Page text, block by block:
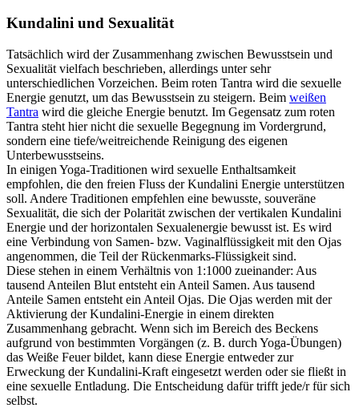
Kundalini und Sexualität
Tatsächlich wird der Zusammenhang zwischen Bewusstsein und
Sexualität vielfach beschrieben, allerdings unter sehr
unterschiedlichen Vorzeichen. Beim roten Tantra wird die sexuelle
Energie genutzt, um das Bewusstsein zu steigern. Beim weißen
Tantra wird die gleiche Energie benutzt. Im Gegensatz zum roten
Tantra steht hier nicht die sexuelle Begegnung im Vordergrund,
sondern eine tiefe/weitreichende Reinigung des eigenen
Unterbewusstseins.
In einigen Yoga-Traditionen wird sexuelle Enthaltsamkeit
empfohlen, die den freien Fluss der Kundalini Energie unterstützen
soll. Andere Traditionen empfehlen eine bewusste, souveräne
Sexualität, die sich der Polarität zwischen der vertikalen Kundalini
Energie und der horizontalen Sexualenergie bewusst ist. Es wird
eine Verbindung von Samen- bzw. Vaginalflüssigkeit mit den Ojas
angenommen, die Teil der Rückenmarks-Flüssigkeit sind.
Diese stehen in einem Verhältnis von 1:1000 zueinander: Aus
tausend Anteilen Blut entsteht ein Anteil Samen. Aus tausend
Anteile Samen entsteht ein Anteil Ojas. Die Ojas werden mit der
Aktivierung der Kundalini-Energie in einem direkten
Zusammenhang gebracht. Wenn sich im Bereich des Beckens
aufgrund von bestimmten Vorgängen (z. B. durch Yoga-Übungen)
das Weiße Feuer bildet, kann diese Energie entweder zur
Erweckung der Kundalini-Kraft eingesetzt werden oder sie fließt in
eine sexuelle Entladung. Die Entscheidung dafür trifft jede/r für sich
selbst.